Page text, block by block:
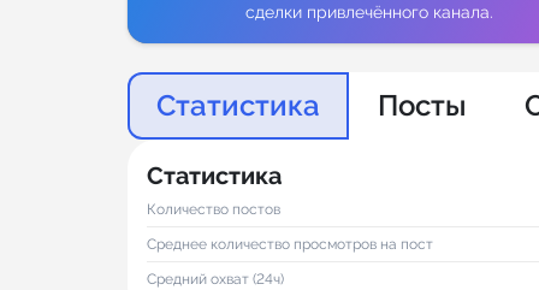
сделки привлечённого канала.
Статистика Посты
Статистика
Количество постов
Среднее количество просмотров на пост
Средний охват (24ч)